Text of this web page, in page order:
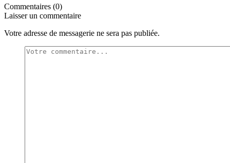
Commentaires (0)
Laisser un commentaire
Votre adresse de messagerie ne sera pas publiée.